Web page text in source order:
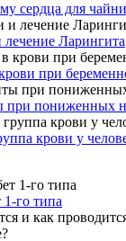
сердца для
Ларингита
при
пониженных
крови у
го типа